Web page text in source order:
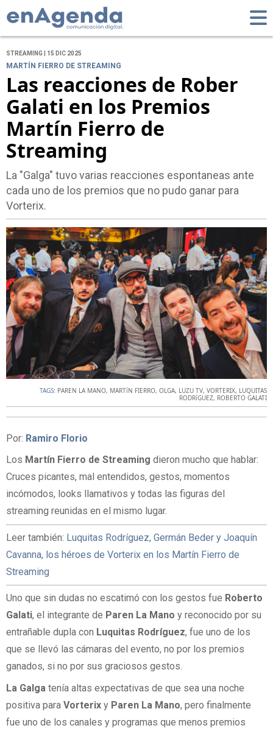
STREAMING | 15 DIC 2025
MARTÍN FIERRO DE STREAMING
Las reacciones de Rober
Galati en los Premios
Martín Fierro de
Streaming
La "Galga" tuvo varias reacciones espontaneas ante
cada uno de los premios que no pudo ganar para
Vorterix.
TAGS: PAREN LA MANO, MARTíN FIERRO, OLGA, LUZU TV, VORTERIX, LUQUITAS
RODRíGUEZ, ROBERTO GALATI
Por: Ramiro Florio
Los Martín Fierro de Streaming dieron mucho que hablar:
Cruces picantes, mal entendidos, gestos, momentos
incómodos, looks llamativos y todas las figuras del
streaming reunidas en el mismo lugar.
Leer también: Luquitas Rodríguez, Germán Beder y Joaquín
Cavanna, los héroes de Vorterix en los Martín Fierro de
Streaming
Uno que sin dudas no escatimó con los gestos fue Roberto
Galati, el integrante de Paren La Mano y reconocido por su
entrañable dupla con Luquitas Rodríguez, fue uno de los
que se llevó las cámaras del evento, no por los premios
ganados, si no por sus graciosos gestos.
La Galga tenía altas expectativas de que sea una noche
positiva para Vorterix y Paren La Mano, pero finalmente
fue uno de los canales y programas que menos premios